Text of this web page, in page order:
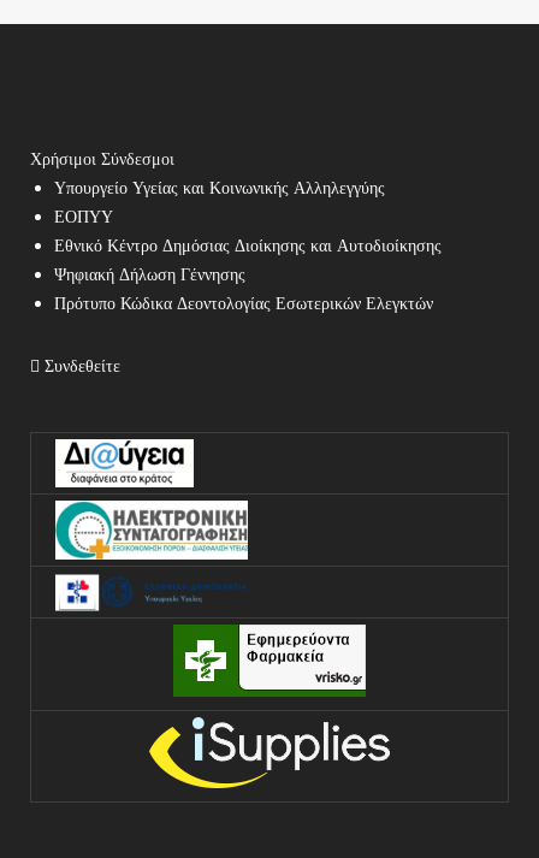
Χρήσιμοι Σύνδεσμοι
Υπουργείο Υγείας και Κοινωνικής Αλληλεγγύης
ΕΟΠΥΥ
Εθνικό Κέντρο Δημόσιας Διοίκησης και Αυτοδιοίκησης
Ψηφιακή Δήλωση Γέννησης
Πρότυπο Κώδικα Δεοντολογίας Εσωτερικών Ελεγκτών
Συνδεθείτε